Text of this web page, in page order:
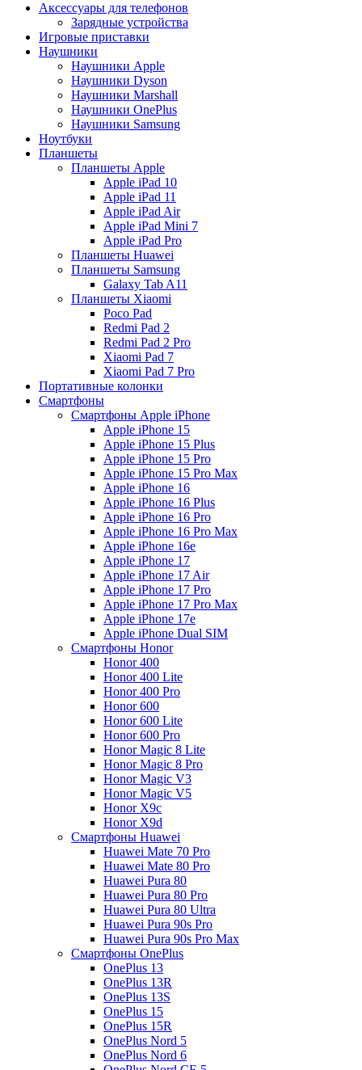
Аксессуары для телефонов
Зарядные устройства
Игровые приставки
Наушники
Наушники Apple
Наушники Dyson
Наушники Marshall
Наушники OnePlus
Наушники Samsung
Ноутбуки
Планшеты
Планшеты Apple
Apple iPad 10
Apple iPad 11
Apple iPad Air
Apple iPad Mini 7
Apple iPad Pro
Планшеты Huawei
Планшеты Samsung
Galaxy Tab A11
Планшеты Xiaomi
Poco Pad
Redmi Pad 2
Redmi Pad 2 Pro
Xiaomi Pad 7
Xiaomi Pad 7 Pro
Портативные колонки
Смартфоны
Смартфоны Apple iPhone
Apple iPhone 15
Apple iPhone 15 Plus
Apple iPhone 15 Pro
Apple iPhone 15 Pro Max
Apple iPhone 16
Apple iPhone 16 Plus
Apple iPhone 16 Pro
Apple iPhone 16 Pro Max
Apple iPhone 16e
Apple iPhone 17
Apple iPhone 17 Air
Apple iPhone 17 Pro
Apple iPhone 17 Pro Max
Apple iPhone 17e
Apple iPhone Dual SIM
Смартфоны Honor
Honor 400
Honor 400 Lite
Honor 400 Pro
Honor 600
Honor 600 Lite
Honor 600 Pro
Honor Magic 8 Lite
Honor Magic 8 Pro
Honor Magic V3
Honor Magic V5
Honor X9c
Honor X9d
Смартфоны Huawei
Huawei Mate 70 Pro
Huawei Mate 80 Pro
Huawei Pura 80
Huawei Pura 80 Pro
Huawei Pura 80 Ultra
Huawei Pura 90s Pro
Huawei Pura 90s Pro Max
Смартфоны OnePlus
OnePlus 13
OnePlus 13R
OnePlus 13S
OnePlus 15
OnePlus 15R
OnePlus Nord 5
OnePlus Nord 6